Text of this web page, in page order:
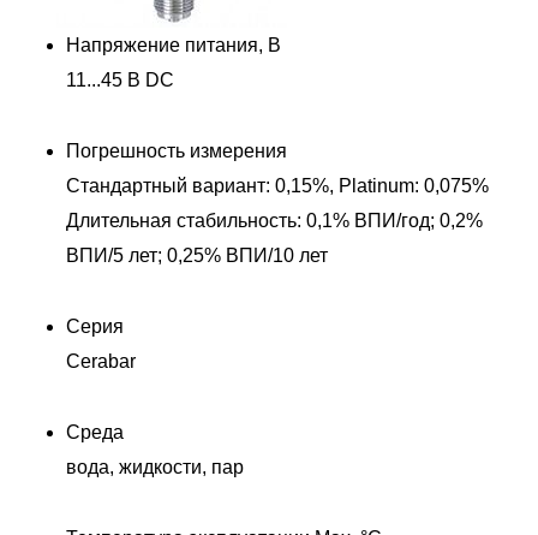
Напряжение питания, В
11...45 В DC
Погрешность измерения
Стандартный вариант: 0,15%, Platinum: 0,075%
Длительная стабильность: 0,1% ВПИ/год; 0,2%
ВПИ/5 лет; 0,25% ВПИ/10 лет
Серия
Cerabar
Среда
вода, жидкости, пар